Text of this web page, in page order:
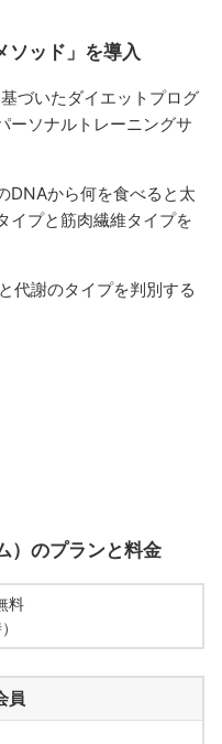
ソッド」を導入
づいたダイエットプログ
ーソナルトレーニングサ
DNAから何を食べると太
イプと筋肉繊維タイプを
代謝のタイプを判別する
）のプランと料金
料
員